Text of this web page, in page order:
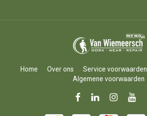
Home Over ons Service voorwaarden
Algemene voorwaarden